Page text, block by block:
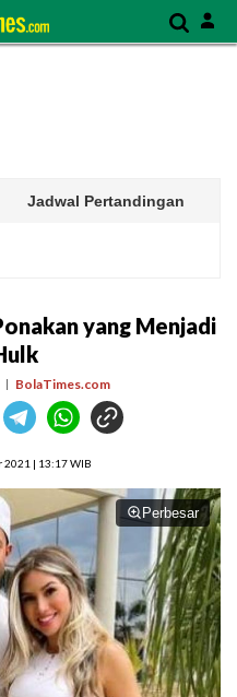
Jadwal Pertandingan
yang Menjadi
BolaTimes.com
2021 | 13:17 WIB
Perbesar